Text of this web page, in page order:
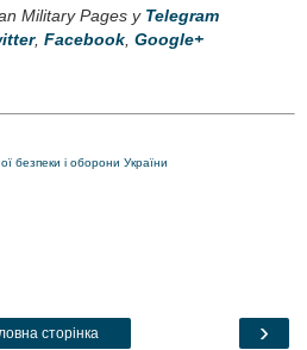
Military Pages у Telegram
, Facebook Google+
безпеки і оборони України
›
сторінка